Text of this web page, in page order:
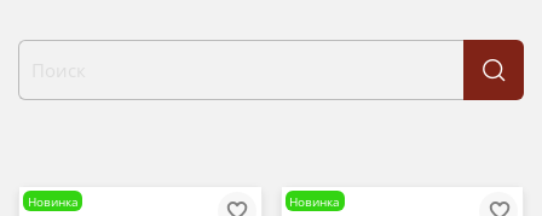
Новинка Новинка